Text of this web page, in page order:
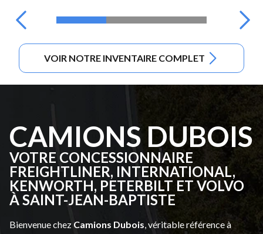
VOIR NOTRE INVENTAIRE COMPLET
CAMIONS DUBOIS
VOTRE CONCESSIONNAIRE
FREIGHTLINER, INTERNATIONAL,
KENWORTH, PETERBILT ET VOLVO
À SAINT-JEAN-BAPTISTE
Bienvenue chez Camions Dubois , véritable référence à